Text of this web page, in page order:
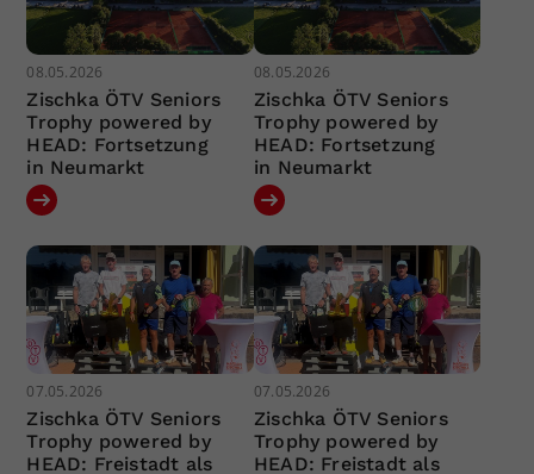
08.05.2026
Zischka ÖTV Seniors
Trophy powered by
HEAD: Fortsetzung
in Neumarkt
08.05.2026
Zischka ÖTV Seniors
Trophy powered by
HEAD: Fortsetzung
in Neumarkt
07.05.2026
Zischka ÖTV Seniors
Trophy powered by
HEAD: Freistadt als
07.05.2026
Zischka ÖTV Seniors
Trophy powered by
HEAD: Freistadt als